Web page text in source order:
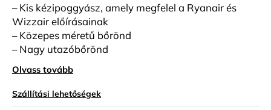
– Kis kézipoggyász, amely megfelel a Ryanair és
Wizzair előírásainak
– Közepes méretű bőrönd
– Nagy utazóbőrönd
Olvass tovább
Szállítási lehetőségek